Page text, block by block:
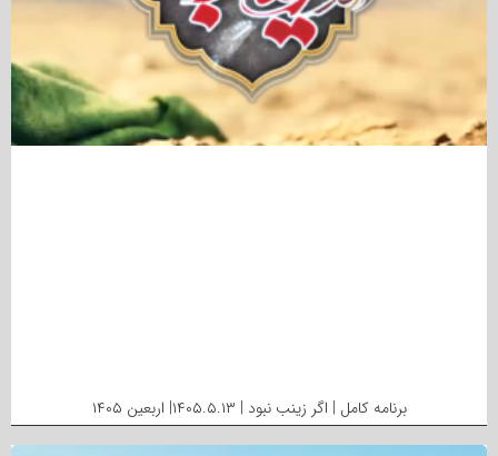
برنامه کامل | اگر زینب نبود | ۱۴۰۵.۵.۱۳| اربعین ۱۴۰۵